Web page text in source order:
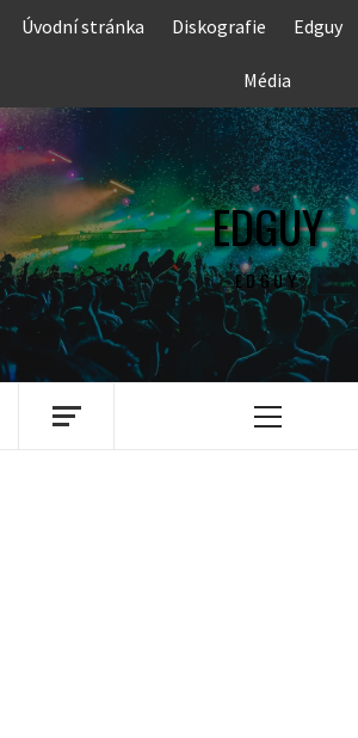
Skip
Úvodní stránka Diskografie Edguy
Média
EDGUY
EDGUY
Primary